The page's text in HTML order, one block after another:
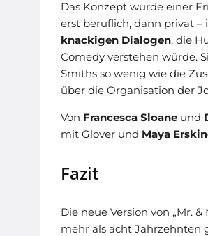
Das Konzept wurde einer
erst beruflich, dann privat –
knackigen Dialogen, die
Comedy verstehen würde.
Smiths so wenig wie die
über die Organisation der
Von Francesca Sloane und
mit Glover und Maya
Fazit
Die neue Version von „Mr.
mehr als acht Jahrzehnten